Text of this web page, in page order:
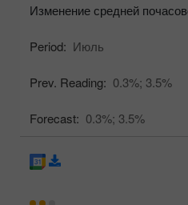
Изменение средней
Period: Июль
Prev. Reading: 0.3%; 3.5%
Forecast: 0.3%; 3.5%